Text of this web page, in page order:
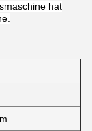
hat